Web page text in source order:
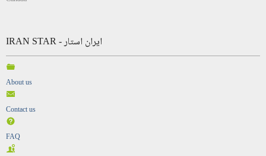
IRAN STAR - ایران استار
About us
Contact us
FAQ